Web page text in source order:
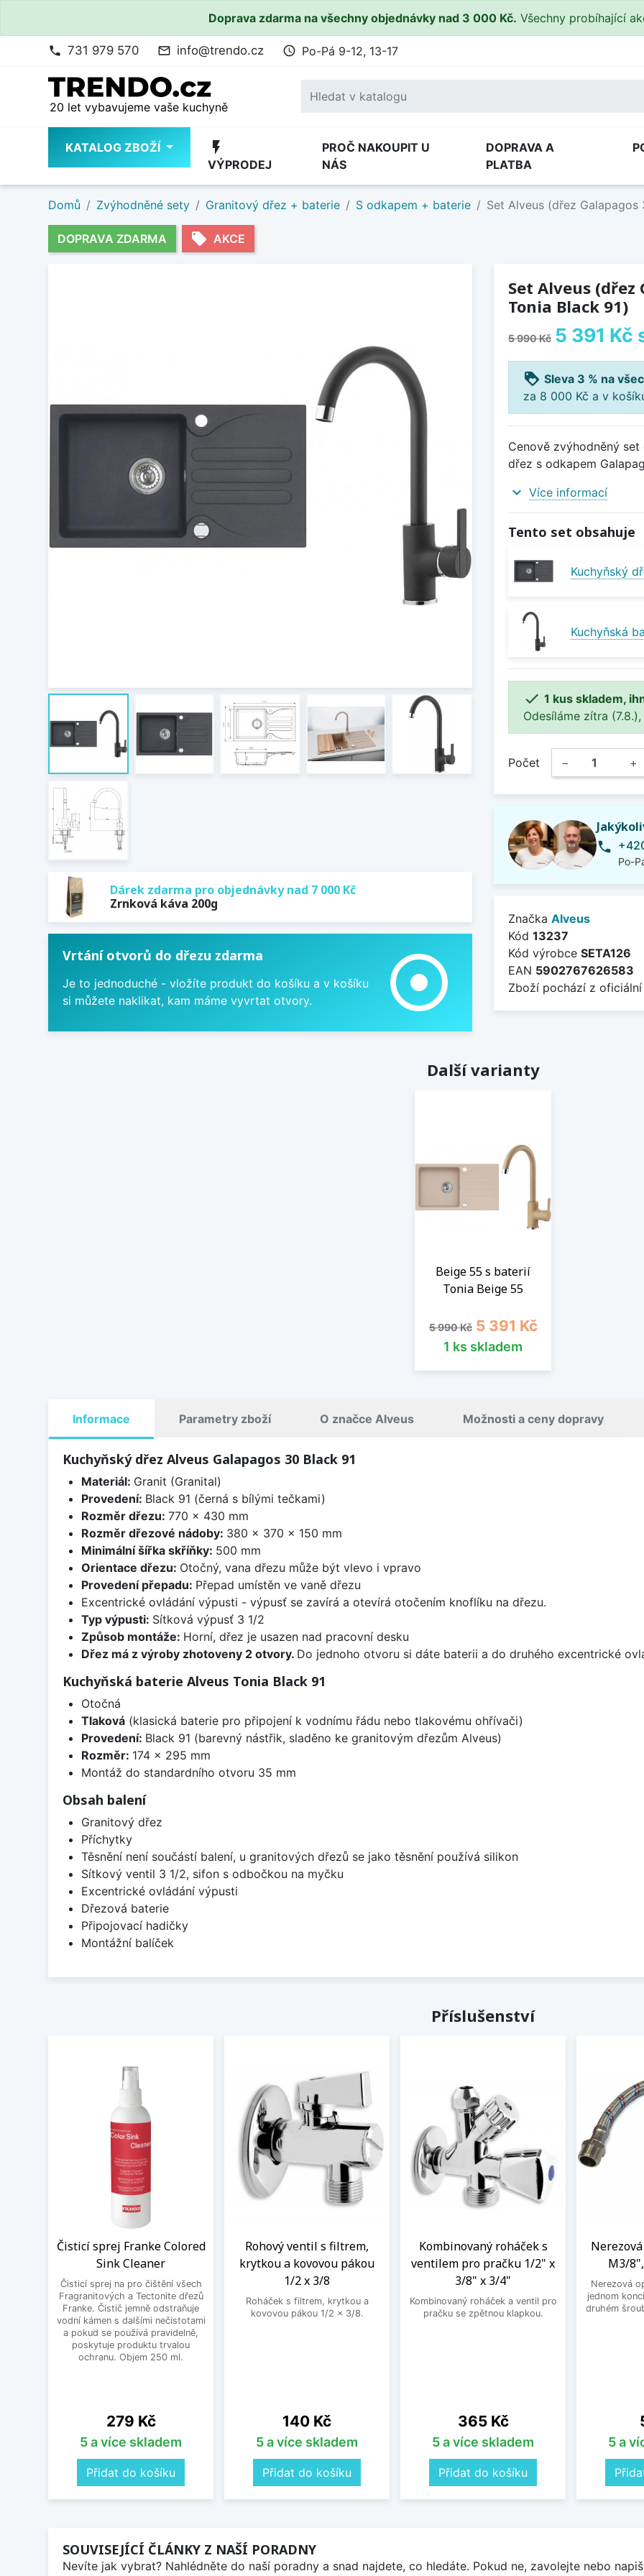
Doprava zdarma na všechny objednávky nad 3 000 Kč. Všechny probíhající
phone 731 979 570 mail_outline info@trendo.cz access_time Po-Pá 9-12, 13-17
20 let vybavujeme vaše kuchyně
KATALOG ZBOŽÍ flash_on
VÝPRODEJ
PROČ NAKOUPIT U
NÁS
DOPRAVA A
PLATBA
Domů Zvýhodněné sety Granitový dřez + baterie S odkapem + baterie Set Alveus (dřez
DOPRAVA ZDARMA local_offer AKCE
Dárek zdarma pro objednávky nad 7 000 Kč
Zrnková káva 200g
Vrtání otvorů do dřezu zdarma
Je to jednoduché - vložíte produkt do košíku a v košíku
si můžete naklikat, kam máme vyvrtat otvory.
adjust
Set Alveus (dřez
Tonia Black 91)
5 990 Kč 5 391 Kč
loyalty Sleva 3 % na
za 8 000 Kč a v
Cenově zvýhodněný
dřez s odkapem
expand_more Více informací
Tento set obsahuje
Kuchyňský
Kuchyňská
 1 kus skladem,
Odesíláme zítra
Počet − +
phone
Po-
Značka Alveus
Kód 13237
Kód výrobce SETA126
EAN 5902767626583
Zboží pochází z
Další varianty
Beige 55 s baterií
Tonia Beige 55
Běžná cena
5 990 Kč Cena
5 391 Kč
1 ks skladem
Informace Parametry zboží O značce Alveus Možnosti a ceny dopravy
Kuchyňský dřez Alveus Galapagos 30 Black 91
Materiál: Granit (Granital)
Provedení: Black 91 (černá s bílými tečkami)
Rozměr dřezu: 770 x 430 mm
Rozměr dřezové nádoby: 380 x 370 x 150 mm
Minimální šířka skříňky: 500 mm
Orientace dřezu: Otočný, vana dřezu může být vlevo i vpravo
Provedení přepadu: Přepad umístěn ve vaně dřezu
Excentrické ovládání výpusti - výpusť se zavírá a otevírá otočením knoflíku na dřezu.
Typ výpusti: Sítková výpusť 3 1/2
Způsob montáže: Horní, dřez je usazen nad pracovní desku
Dřez má z výroby zhotoveny 2 otvory. Do jednoho otvoru si dáte baterii a do druhého excentrické
Kuchyňská baterie Alveus Tonia Black 91
Otočná
Tlaková(klasická baterie pro připojení k vodnímu řádu nebo tlakovému ohřívači)
Provedení: Black 91 (barevný nástřik, sladěno ke granitovým dřezům Alveus)
Rozměr: 174 x 295 mm
Montáž do standardního otvoru 35 mm
Obsah balení
Granitový dřez
Příchytky
Těsnění není součástí balení, u granitových dřezů se jako těsnění používá silikon
Sítkový ventil 3 1/2, sifon s odbočkou na myčku
Excentrické ovládání výpusti
Dřezová baterie
Připojovací hadičky
Montážní balíček
Příslušenství
Čisticí sprej Franke Colored
Sink Cleaner
Čisticí sprej na pro čištění všech
Fragranitových a Tectonite dřezů
Franke. Čistič jemně odstraňuje
vodní kámen s dalšími nečistotami
a pokud se používá pravidelně,
poskytuje produktu trvalou
ochranu. Objem 250 ml.
Cena
279 Kč
5 a více skladem
Přidat do košíku
Rohový ventil s filtrem,
krytkou a kovovou pákou
1/2 x 3/8
Roháček s filtrem, krytkou a
kovovou pákou 1/2 x 3/8.
Cena
140 Kč
5 a více skladem
Přidat do košíku
Kombinovaný roháček s
ventilem pro pračku 1/2" x
3/8" x 3/4"
Kombinovaný roháček a ventil pro
pračku se zpětnou klapkou.
Cena
365 Kč
5 a více skladem
Přidat do košíku
M3/
Nerezová
jednom
druhém
5 a
SOUVISEJÍCÍ ČLÁNKY Z NAŠÍ PORADNY
Nevíte jak vybrat? Nahlédněte do naší poradny a snad najdete, co hledáte. Pokud ne, zavolejte nebo